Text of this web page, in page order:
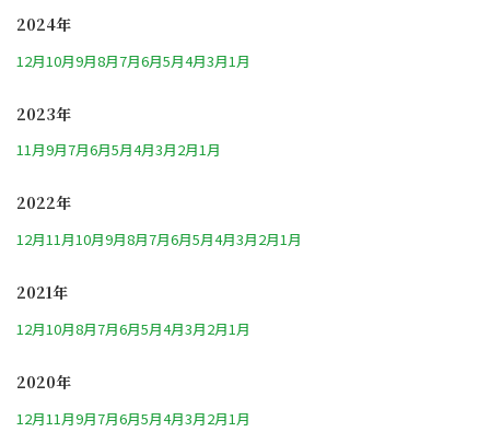
2024年
12月10月9月8月7月6月5月4月3月1月
2023年
11月9月7月6月5月4月3月2月1月
2022年
12月11月10月9月8月7月6月5月4月3月2月1月
2021年
12月10月8月7月6月5月4月3月2月1月
2020年
12月11月9月7月6月5月4月3月2月1月